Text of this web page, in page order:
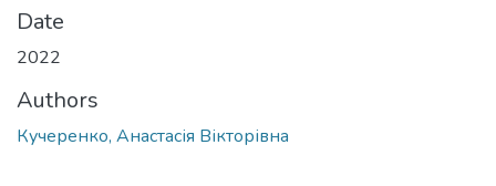
Date
2022
Authors
Кучеренко, Анастасія Вікторівна